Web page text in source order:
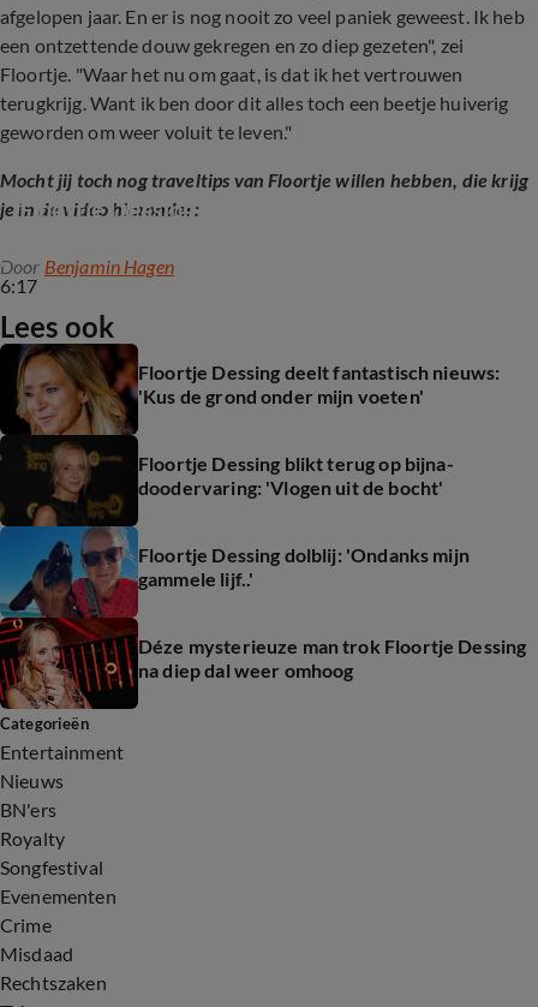
afgelopen jaar. En er is nog nooit zo veel paniek geweest. Ik heb
een ontzettende douw gekregen en zo diep gezeten", zei
Floortje. "Waar het nu om gaat, is dat ik het vertrouwen
terugkrijg. Want ik ben door dit alles toch een beetje huiverig
geworden om weer voluit te leven."
Mocht jij toch nog traveltips van Floortje willen hebben, die krijg
je in de video hieronder:
6:17
Floortje Dessing geeft de ultieme traveltips!
Door Benjamin Hagen
Lees ook
Floortje Dessing deelt fantastisch nieuws:
'Kus de grond onder mijn voeten'
Floortje Dessing blikt terug op bijna-
doodervaring: 'Vlogen uit de bocht'
Floortje Dessing dolblij: 'Ondanks mijn
gammele lijf..'
Déze mysterieuze man trok Floortje Dessing
na diep dal weer omhoog
Categorieën
Entertainment
Nieuws
BN'ers
Royalty
Songfestival
Evenementen
Crime
Misdaad
Rechtszaken